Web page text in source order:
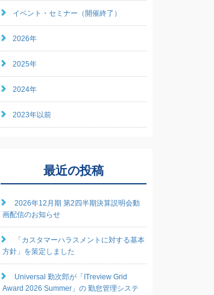
イベント・セミナー（開催終了）
2026年
2025年
2024年
2023年以前
最近の投稿
2026年12月期 第2四半期決算説明会動
画配信のお知らせ
「カスタマーハラスメントに対する基本
方針」を策定しました
Universal 勤次郎が「ITreview Grid
Award 2026 Summer」の 勤怠管理システ